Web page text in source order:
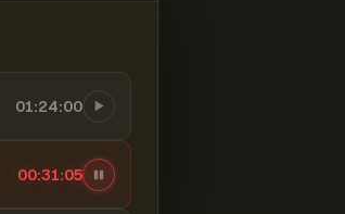
01:24:00
00:31:06